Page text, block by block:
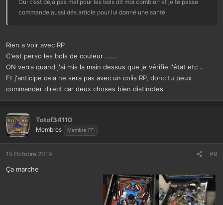
Oui c’est déjà pas mal pour les bols dit moi combien et je te passe
commande aussi dés article pour lui donné une santé
Rien a voir avec RP
C'est perso les bols de couleur ......
ON verra quand j'ai mis la main dessus que je vérifie l'état etc ..
Et j'anticipe cela ne sera pas avec un colis RP, donc tu peux
commander direct car deux choses bien distinctes
Totof34110
Membres Membre FF
15 Octobre 2019 #9
Ça marche